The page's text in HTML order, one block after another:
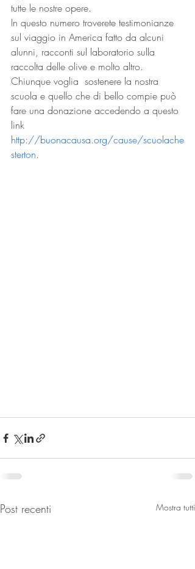
tutte le nostre opere.
In questo numero troverete testimonianze
sul viaggio in America fatto da alcuni
alunni, racconti sul laboratorio sulla
raccolta delle olive e molto altro.
Chiunque voglia  sostenere la nostra
scuola e quello che di bello compie può
fare una donazione accedendo a questo
link
http://buonacausa.org/cause/scuolache
sterton.
Post recenti Mostra tutti